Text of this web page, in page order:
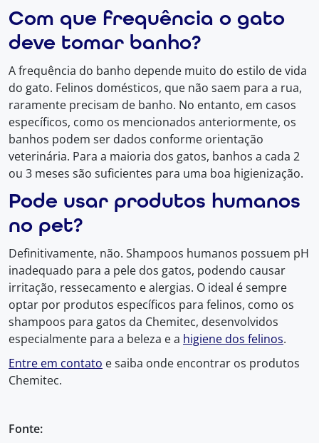
Com que frequência o gato
deve tomar banho?
A frequência do banho depende muito do estilo de vida
do gato. Felinos domésticos, que não saem para a rua,
raramente precisam de banho. No entanto, em casos
específicos, como os mencionados anteriormente, os
banhos podem ser dados conforme orientação
veterinária. Para a maioria dos gatos, banhos a cada 2
ou 3 meses são suficientes para uma boa higienização.
Pode usar produtos humanos
no pet?
Definitivamente, não. Shampoos humanos possuem pH
inadequado para a pele dos gatos, podendo causar
irritação, ressecamento e alergias. O ideal é sempre
optar por produtos específicos para felinos, como os
shampoos para gatos da Chemitec, desenvolvidos
especialmente para a beleza e a higiene dos felinos.
Entre em contato e saiba onde encontrar os produtos
Chemitec.
Fonte: